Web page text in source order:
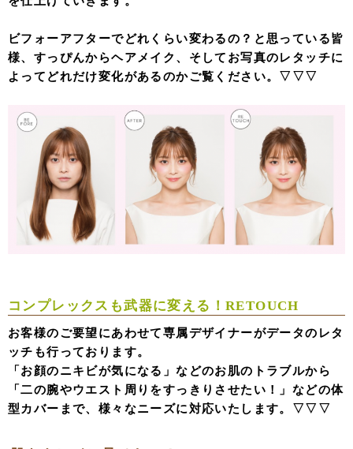
ビフォーアフターでどれくらい変わるの？と思っている皆
様、すっぴんからヘアメイク、そしてお写真のレタッチに
よってどれだけ変化があるのかご覧ください。▽▽▽
コンプレックスも武器に変える！ RETOUCH
お客様のご要望にあわせて専属デザイナーがデータのレタ
ッチも行っております。
「お顔のニキビが気になる」などのお肌のトラブルから
「二の腕やウエスト周りをすっきりさせたい！」などの体
型カバーまで、様々なニーズに対応いたします。▽▽▽